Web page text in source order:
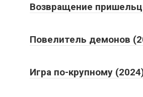
Возвращение
Повелитель демонов
Игра по-крупному